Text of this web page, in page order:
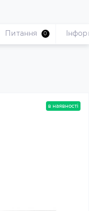
Питання 0
в наявності